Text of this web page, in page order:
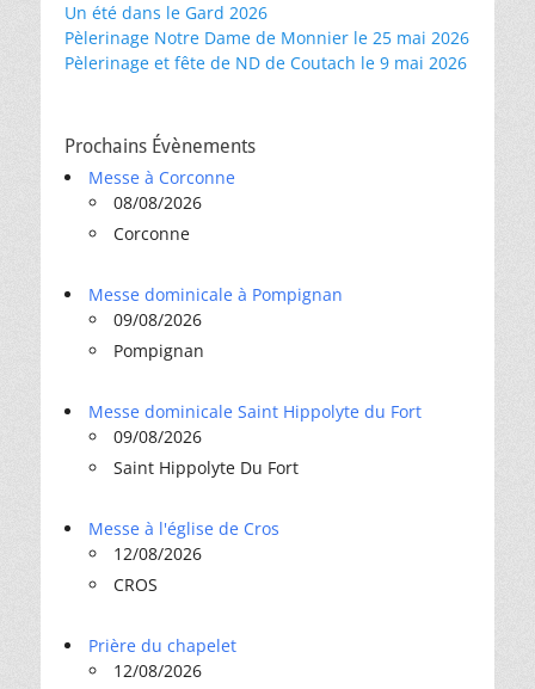
Un été dans le Gard 2026
Pèlerinage Notre Dame de Monnier le 25 mai 2026
Pèlerinage et fête de ND de Coutach le 9 mai 2026
Prochains Évènements
Messe à Corconne
08/08/2026
Corconne
Messe dominicale à Pompignan
09/08/2026
Pompignan
Messe dominicale Saint Hippolyte du Fort
09/08/2026
Saint Hippolyte Du Fort
Messe à l'église de Cros
12/08/2026
CROS
Prière du chapelet
12/08/2026